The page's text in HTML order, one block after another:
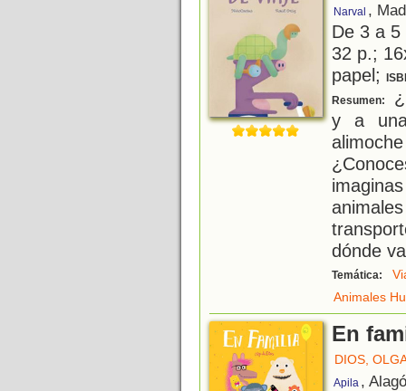
Narval ,
De 3 a
32 p.;
papel;
Resumen:
y a
dónde
Temática:
Animales
En
DIOS,
Apila ,